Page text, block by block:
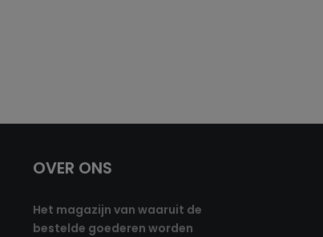
OVER ONS
Het magazijn van waaruit de
bestelde goederen worden